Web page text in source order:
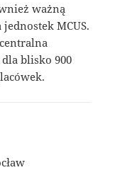
ważną
MCUS.
blisko 900